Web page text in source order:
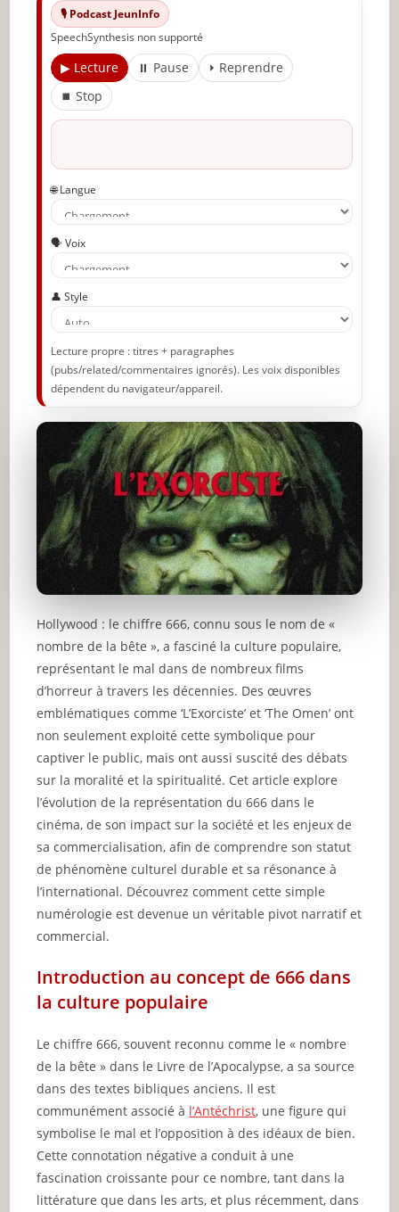
✨ Nouveau sur JeunInfo ?
Articles recommandés
Partager l'amour
🎙️ Podcast JeunInfo
SpeechSynthesis non supporté
▶ Lecture ⏸ Pause
⏵ Reprendre
⏹ Stop
🌐 Langue
🗣️ Voix
👤 Style
Lecture propre : titres + paragraphes
(pubs/related/commentaires ignorés). Les voix disponibles
dépendent du navigateur/appareil.
Hollywood : le chiffre 666, connu sous le nom de «
nombre de la bête », a fasciné la culture populaire,
représentant le mal dans de nombreux films
d’horreur à travers les décennies. Des œuvres
emblématiques comme ‘L’Exorciste’ et ‘The Omen’ ont
non seulement exploité cette symbolique pour
captiver le public, mais ont aussi suscité des débats
sur la moralité et la spiritualité. Cet article explore
l’évolution de la représentation du 666 dans le
cinéma, de son impact sur la société et les enjeux de
sa commercialisation, afin de comprendre son statut
de phénomène culturel durable et sa résonance à
l’international. Découvrez comment cette simple
numérologie est devenue un véritable pivot narratif et
commercial.
Introduction au concept de 666 dans
la culture populaire
Le chiffre 666, souvent reconnu comme le « nombre
de la bête » dans le Livre de l’Apocalypse, a sa source
dans des textes bibliques anciens. Il est
communément associé à l’Antéchrist, une figure qui
symbolise le mal et l’opposition à des idéaux de bien.
Cette connotation négative a conduit à une
fascination croissante pour ce nombre, tant dans la
littérature que dans les arts, et plus récemment, dans